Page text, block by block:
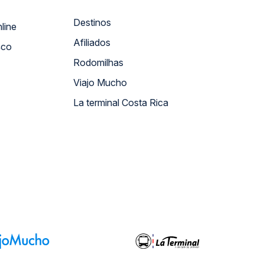
Online
Destinos
Afiliados
Rodomilhas
Viajo Mucho
La terminal Costa Rica